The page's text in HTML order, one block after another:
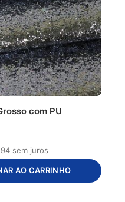
com PU
94 sem juros
AO CARRINHO